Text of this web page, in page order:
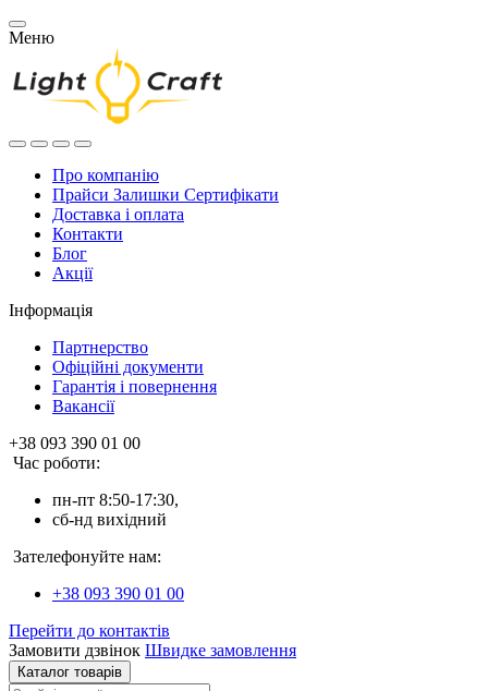
Меню
Про компанію
Прайси Залишки Сертифікати
Доставка і оплата
Контакти
Блог
Акції
Інформація
Партнерство
Офіційні документи
Гарантія і повернення
Вакансії
+38 093 390 01 00
Час роботи:
пн-пт 8:50-17:30,
сб-нд вихідний
Зателефонуйте нам:
+38 093 390 01 00
Перейти до контактів
Замовити дзвінок Швидке замовлення
Каталог товарів